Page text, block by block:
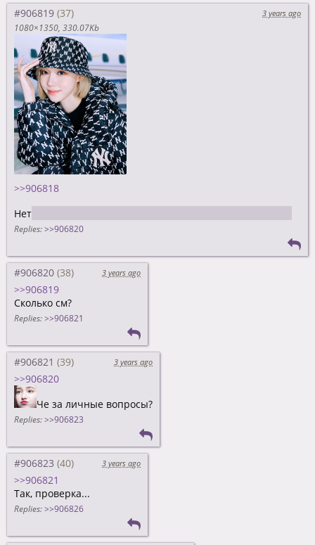
#906819
3 years ago
1080×1350 330.07Kb
>>906818
Нет
Replies: >>906820
#906820 3 years ago
>>906819
Сколько см?
Replies: >>906821
#906821 3 years ago
>>906820
Че за личные вопросы?
Replies: >>906823
#906823 3 years ago
>>906821
Так, проверка...
Replies: >>906826